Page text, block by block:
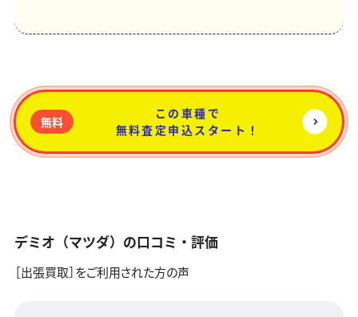
無料
この車種で
無料査定申込スタート！
デミオ（マツダ）の口コミ・評価
［出張買取］をご利用された方の声